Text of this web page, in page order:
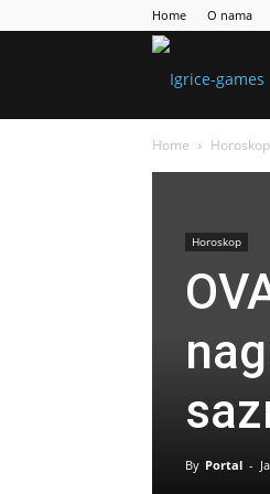
Home O nama
Home Horoskop
Horoskop
By Portal -